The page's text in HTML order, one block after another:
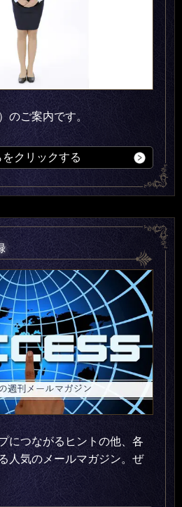
のご案内です。
をクリックする
につながるヒントの他、各
人気のメールマガジン。ぜ